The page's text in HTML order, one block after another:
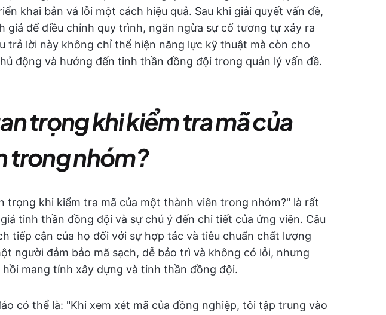
khai bản vá lỗi một cách hiệu quả. Sau khi giải quyết vấn đề,
giá để điều chỉnh quy trình, ngăn ngừa sự cố tương tự xảy ra
trả lời này không chỉ thể hiện năng lực kỹ thuật mà còn cho
động và hướng đến tinh thần đồng đội trong quản lý vấn đề.
trọng khi kiểm tra mã của
trong nhóm?
trọng khi kiểm tra mã của một thành viên trong nhóm?" là rất
tinh thần đồng đội và sự chú ý đến chi tiết của ứng viên. Câu
tiếp cận của họ đối với sự hợp tác và tiêu chuẩn chất lượng
người đảm bảo mã sạch, dễ bảo trì và không có lỗi, nhưng
mang tính xây dựng và tinh thần đồng đội.
có thể là: "Khi xem xét mã của đồng nghiệp, tôi tập trung vào